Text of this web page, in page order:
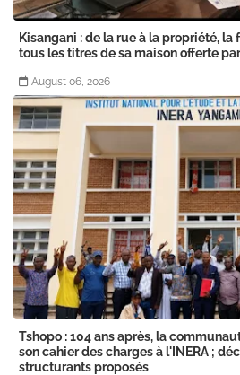
Kisangani : de la rue à la propriété,
tous les titres de sa maison offerte
August 06, 2026
Tshopo : 104 ans après, la
son cahier des charges à l'INERA ;
structurants proposés